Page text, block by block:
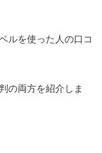
ルを使った人の口コ
の両方を紹介しま